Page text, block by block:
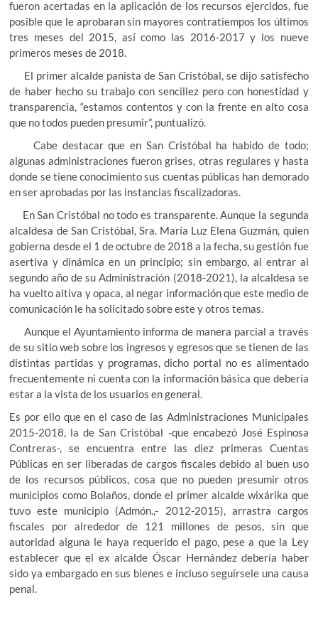
fueron acertadas en la aplicación de los recursos ejercidos, fue
posible que le aprobaran sin mayores contratiempos los últimos
tres meses del 2015, así como las 2016-2017 y los nueve
primeros meses de 2018.
El primer alcalde panista de San Cristóbal, se dijo satisfecho
de haber hecho su trabajo con sencillez pero con honestidad y
transparencia, “estamos contentos y con la frente en alto cosa
que no todos pueden presumir”, puntualizó.
Cabe destacar que en San Cristóbal ha habido de todo;
algunas administraciones fueron grises, otras regulares y hasta
donde se tiene conocimiento sus cuentas públicas han demorado
en ser aprobadas por las instancias fiscalizadoras.
En San Cristóbal no todo es transparente. Aunque la segunda
alcaldesa de San Cristóbal, Sra. María Luz Elena Guzmán, quien
gobierna desde el 1 de octubre de 2018 a la fecha, su gestión fue
asertiva y dinámica en un principio; sin embargo, al entrar al
segundo año de su Administración (2018-2021), la alcaldesa se
ha vuelto altiva y opaca, al negar información que este medio de
comunicación le ha solicitado sobre este y otros temas.
Aunque el Ayuntamiento informa de manera parcial a través
de su sitio web sobre los ingresos y egresos que se tienen de las
distintas partidas y programas, dicho portal no es alimentado
frecuentemente ni cuenta con la información básica que debería
estar a la vista de los usuarios en general.
Es por ello que en el caso de las Administraciones Municipales
2015-2018, la de San Cristóbal -que encabezó José Espinosa
Contreras-, se encuentra entre las diez primeras Cuentas
Públicas en ser liberadas de cargos fiscales debido al buen uso
de los recursos públicos, cosa que no pueden presumir otros
municipios como Bolaños, donde el primer alcalde wixárika que
tuvo este municipio (Admón.,- 2012-2015), arrastra cargos
fiscales por alrededor de 121 millones de pesos, sin que
autoridad alguna le haya requerido el pago, pese a que la Ley
establecer que el ex alcalde Óscar Hernández debería haber
sido ya embargado en sus bienes e incluso seguírsele una causa
penal.